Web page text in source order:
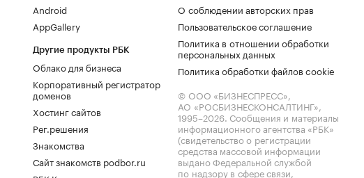
Android
AppGallery
Другие продукты РБК
Облако для бизнеса
Корпоративный регистратор
доменов
Хостинг сайтов
Рег.решения
Знакомства
Сайт знакомств podbor.ru
О соблюдении авторских прав
Пользовательское соглашение
Политика в отношении обработки
персональных данных
Политика обработки файлов cookie
© ООО «БИЗНЕСПРЕСС»,
АО «РОСБИЗНЕСКОНСАЛТИНГ»,
1995–2026. Сообщения и материалы
информационного агентства «РБК»
(свидетельство о регистрации
средства массовой информации
выдано Федеральной службой
по надзору в сфере связи,